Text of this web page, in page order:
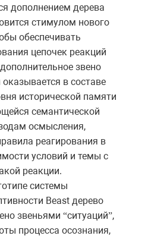
дополнением дерева
стимулом нового
обеспечивать
цепочек реакций
звено
в составе
исторической памяти
семантической
осмысления,
реагирования в
условий и темы с
реакции.
системы
Beast дерево
звеньями “ситуаций”,
процесса осознания,